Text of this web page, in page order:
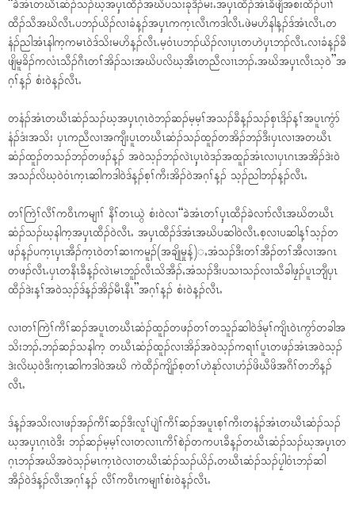
“ခဲအံၤတဃီၤဆံၣ်သၣ်ဃ့အၦ့ၤထီၣ်အဃိပသးခုဒိၣ်မးႉအၦ့ၤထီၣ်အံၤခီဖျိအစးထီၣ်ပၢၢ်
ထီၣ်သီအဃိလီၤႉပဘၣ်ယိၣ်လၢခံန့ၣ်အၦ့ၤကက့ၤလီၤကဒါလီၤႉဖဲမဟိနါန့ၣ်ဒ်အံၤလီၤႇတ
နံၣ်ညါအံၤနါက့ကမၤ၀ဲဒ်သိးမဟိန့ၣ်လီၤႉမ့၀ံၤပဘၣ်ယိၣ်လၢၦၤတဟဲၦ့ၤဘၣ်လီၤႉလၢခံန့ၣ်ခီ
ဖျိမူခိၣ်ကလံၤသီၣ်ဂီၤတၢ်အိၣ်သးအဃိပလိဃ့အီၤတညီလၢၤဘၣ်ႉအဃိအၦ့ၤလီၤသ့၀ဲ”အ
ဂ့ၢ်န့ၣ် စံး၀ဲန့ၣ်လီၤႉ
တနံၣ်အံၤတဃီၤဆံၣ်သၣ်ဃ့အၦ့ၤဂ့ၤ၀ဲဘၣ်ဆၣ်မ့မ့ၢ်အသၣ်ခီန့ၣ်သၣ်စှၤဒိၣ်န့ၢ်အပူၤကွံာ်
နံၣ်ဒံးအသိး ၦၤကညီလၢအကျီးပူၤတဃီၤဆံၣ်သၣ်ထူၣ်တအိၣ်ဘၣ်ဒီးၦၤလၢအတဃီၤ
ဆံၣ်ထူၣ်တသၣ်ဘၣ်တဖၣ်န့ၣ် အ၀ဲသ့ၣ်ဘၣ်လဲၤၦ့ၤ၀ဲဒၣ်အထူၣ်အံၤလၢၦၤဂၤအအိၣ်ဒဲး၀ဲ
အသၣ်လိဃ့၀ဲ၀ံၤက့ၤဆါကဒါ၀ဲဒ်န့ၣ်စ့ၢ်ကီးအိၣ်၀ဲအဂ့ၢ်န့ၣ် သ့ၣ်ညါဘၣ်န့ၣ်လီၤႉ
တၢ်ကြဲၢ်လီၢ်က၀ီၤကမျၢၢ် နီၢ်တၤယွဲ စံး၀ဲလၢ“ခဲအံၤတၢ်ၦ့ၤထီၣ်ခဲလၢာ်လီၤအဃိတဃီၤ
ဆံၣ်သၣ်ဃ့နါက့အၦ့ၤထီၣ်၀ဲလီၤႉ အၦ့ၤထီၣ်ဒ်အံၤအဃိပဆါ၀ဲလီၤႉစ့လၢပဆါန့ၢ်သ့ၣ်တ
ဖၣ်န့ၣ်ပက့ၤၦ့ၤအီၣ်က့ၤ၀ဲတၢ်ဆၢကမူၣ်(အချိုမှုန့်)ႇအံသၣ်ဒီးတၢ်အီၣ်တၢ်အီလၢအဂၤ
တဖၣ်လီၤႉၦၤတနီၤခီန့ၣ်လဲၤမၤဘူၣ်လီၤသိအီၣ်ႇအံသၣ်ဒီးပသၢသၣ်လၢသီခါဖၠၣ်ပူၤဘျီၦၤ
ထီၣ်ဒဲးန့ၢ်အ၀ဲသ့ၣ်ဒ်န့ၣ်အိၣ်မီၤနီၤ”အဂ့ၢ်န့ၣ် စံး၀ဲန့ၣ်လီၤႉ
လၢတၢ်ကြဲၢ်ကီၢ်ဆၣ်အပူၤတဃီၤဆံၣ်ထူၣ်တဖၣ်တၢ်တသူၣ်ဆါ၀ဲဒ်မုၢ်ကျိၤ၀ဲၤကွာ်တခါအ
သိးဘၣ်ႇဘၣ်ဆၣ်သနါက့ တဃီၤဆံၣ်ထူၣ်လၢအိၣ်အ၀ဲသ့ၣ်ကရၢၢ်ပူၤတဖၣ်အံၤအ၀ဲသ့ၣ်
ဒဲးလိဃ့၀ဲဒီးက့ၤဆါကဒါ၀ဲအဃိ ကဲထီၣ်ကျိၣ်စ့တၢ်ဟဲနုာ်လၢဟံၣ်ဖိဃီဖိအဂီၢ်တဘိန့ၣ်
လီၤႉ
ဒ်န့ၣ်အသိးလၢဖၣ်အၣ်ကီၢ်ဆၣ်ဒီးလူၢ်ပျဲၢ်ကီၢ်ဆၣ်အပူၤစ့ၢ်ကီးတနံၣ်အံၤတဃီၤဆံၣ်သၣ်
ဃ့အၦ့ၤဂ့ၤ၀ဲဒီး ဘၣ်ဆၣ်မ့မ့ၢ်လၢတလၢၤကီၢ်စဲၣ်တကပၤခီန့ၣ်တဃီၤဆံၣ်သၣ်ဃ့အၦ့ၤတ
ဂ့ၤဘၣ်အဃိအ၀ဲသ့ၣ်မၤက့ၤ၀ဲလၢတဃီၤဆံၣ်သၣ်ယိၣ်ႇတဃီၤဆံၣ်သၣ်ပၠါ၀ံၤဘၣ်ဆါ
အီၣ်၀ဲဒ်န့ၣ်လီၤအဂ့ၢ်န့ၣ် လီၢ်က၀ီၤကမျၢၢ်စံး၀ဲန့ၣ်လီၤႉ